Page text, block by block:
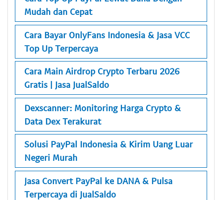
Mudah dan Cepat
Cara Bayar OnlyFans Indonesia & Jasa VCC
Top Up Terpercaya
Cara Main Airdrop Crypto Terbaru 2026
Gratis | Jasa JualSaldo
Dexscanner: Monitoring Harga Crypto &
Data Dex Terakurat
Solusi PayPal Indonesia & Kirim Uang Luar
Negeri Murah
Jasa Convert PayPal ke DANA & Pulsa
Terpercaya di JualSaldo